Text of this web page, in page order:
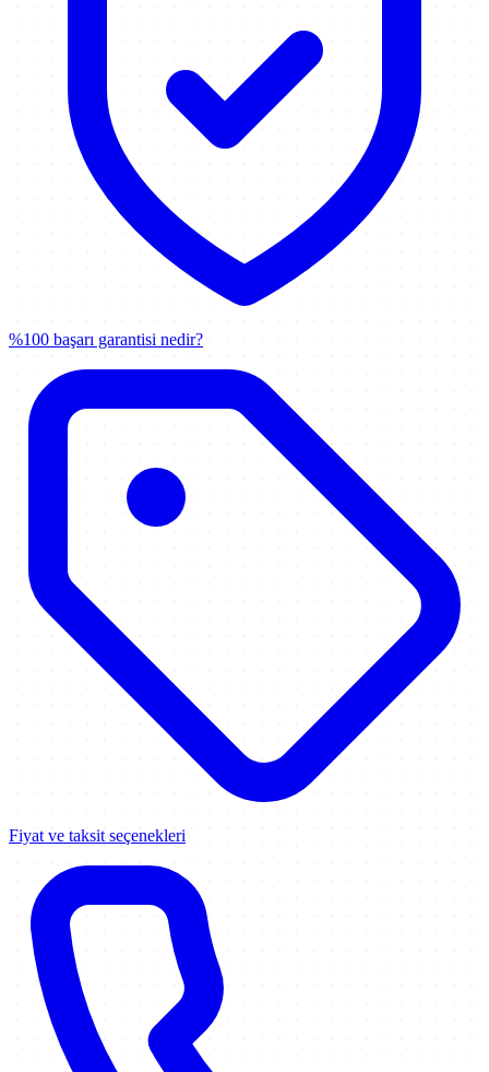
%100 başarı garantisi nedir?
Fiyat ve taksit seçenekleri